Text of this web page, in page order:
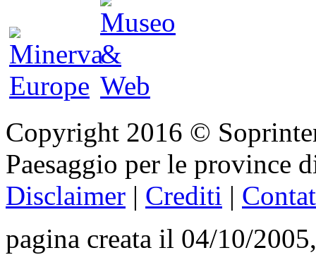
Copyright 2016 ©
Paesaggio per le province
Disclaimer | Crediti |
pagina creata il 04/10/